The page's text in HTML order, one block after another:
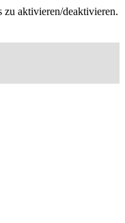
aktivieren/deaktivieren.